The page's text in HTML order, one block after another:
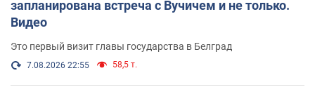
запланирована встреча с Вучичем и не только.
Видео
Это первый визит главы государства в Белград
7.08.2026 22:55 58,5 т.